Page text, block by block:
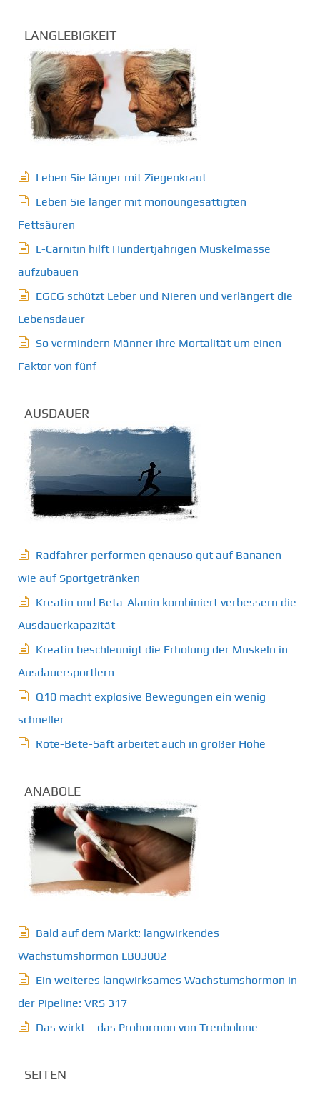
LANGLEBIGKEIT
Leben Sie länger mit Ziegenkraut
Leben Sie länger mit monoungesättigten
Fettsäuren
L-Carnitin hilft Hundertjährigen Muskelmasse
aufzubauen
EGCG schützt Leber und Nieren und verlängert die
Lebensdauer
So vermindern Männer ihre Mortalität um einen
Faktor von fünf
AUSDAUER
Radfahrer performen genauso gut auf Bananen
wie auf Sportgetränken
Kreatin und Beta-Alanin kombiniert verbessern die
Ausdauerkapazität
Kreatin beschleunigt die Erholung der Muskeln in
Ausdauersportlern
Q10 macht explosive Bewegungen ein wenig
schneller
Rote-Bete-Saft arbeitet auch in großer Höhe
ANABOLE
Bald auf dem Markt: langwirkendes
Wachstumshormon LB03002
Ein weiteres langwirksames Wachstumshormon in
der Pipeline: VRS 317
Das wirkt – das Prohormon von Trenbolone
SEITEN